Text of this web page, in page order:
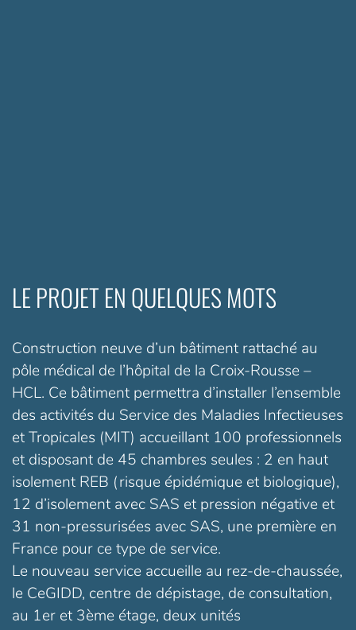
LE PROJET EN QUELQUES MOTS
Construction neuve d’un bâtiment rattaché au
pôle médical de l’hôpital de la Croix-Rousse –
HCL. Ce bâtiment permettra d’installer l’ensemble
des activités du Service des Maladies Infectieuses
et Tropicales (MIT) accueillant 100 professionnels
et disposant de 45 chambres seules : 2 en haut
isolement REB (risque épidémique et biologique),
12 d’isolement avec SAS et pression négative et
31 non-pressurisées avec SAS, une première en
France pour ce type de service.
Le nouveau service accueille au rez-de-chaussée,
le CeGIDD, centre de dépistage, de consultation,
au 1er et 3ème étage, deux unités